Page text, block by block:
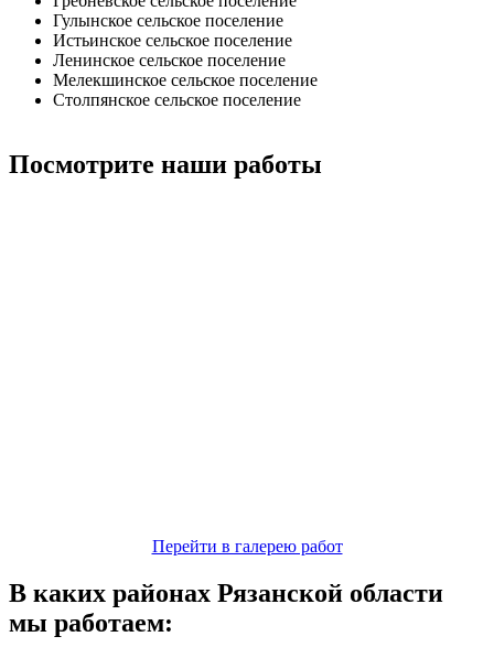
Гулынское сельское поселение
Истьинское сельское поселение
Ленинское сельское поселение
Мелекшинское сельское поселение
Столпянское сельское поселение
Посмотрите наши работы
Перейти в галерею работ
В каких районах Рязанской области
мы работаем: